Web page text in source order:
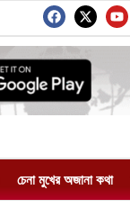
চেনা মুখের অজানা কথা